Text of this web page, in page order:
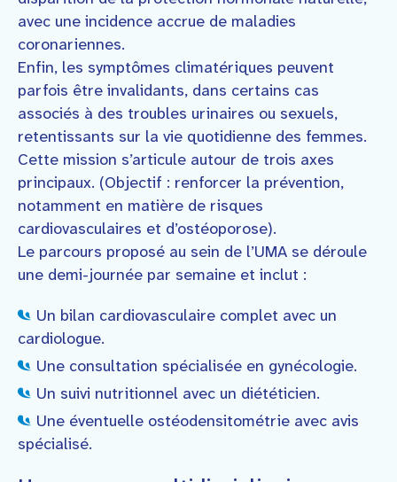
avec une incidence accrue de maladies
coronariennes.
Enfin, les symptômes climatériques peuvent
parfois être invalidants, dans certains cas
associés à des troubles urinaires ou sexuels,
retentissants sur la vie quotidienne des femmes.
Cette mission s’articule autour de trois axes
principaux. (Objectif : renforcer la prévention,
notamment en matière de risques
cardiovasculaires et d’ostéoporose).
Le parcours proposé au sein de l’UMA se déroule
une demi-journée par semaine et inclut :
Un bilan cardiovasculaire complet avec un
cardiologue.
Une consultation spécialisée en gynécologie.
Un suivi nutritionnel avec un diététicien.
Une éventuelle ostéodensitométrie avec avis
spécialisé.